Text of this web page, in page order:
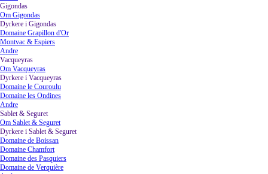
Gigondas
Om Gigondas
Dyrkere i Gigondas
Domaine Grapillon d'Or
Montvac & Espiers
Andre
Vacqueyras
Om Vacqueyras
Dyrkere i Vacqueyras
Domaine le Couroulu
Domaine les Ondines
Andre
Sablet & Seguret▼
Om Sablet & Seguret
Dyrkere i Sablet & Seguret▼
Domaine de Boissan
Domaine Chamfort
Domaine des Pasquiers
Domaine de Verquière